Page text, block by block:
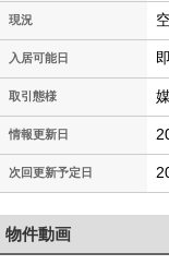
現況
入居可能日
取引態様
情報更新日
次回更新予定日
物件動画